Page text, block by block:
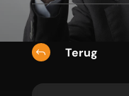
J Terug